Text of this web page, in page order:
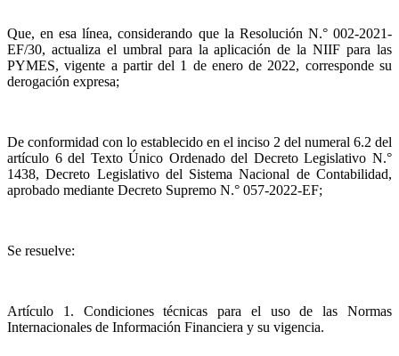
Que, en esa línea, considerando que la Resolución N.° 002-2021-
EF/30, actualiza el umbral para la aplicación de la NIIF para las
PYMES, vigente a partir del 1 de enero de 2022, corresponde su
derogación expresa;
De conformidad con lo establecido en el inciso 2 del numeral 6.2 del
artículo 6 del Texto Único Ordenado del Decreto Legislativo N.°
1438, Decreto Legislativo del Sistema Nacional de Contabilidad,
aprobado mediante Decreto Supremo N.° 057-2022-EF;
Se resuelve:
Artículo 1. Condiciones técnicas para el uso de las Normas
Internacionales de Información Financiera y su vigencia.